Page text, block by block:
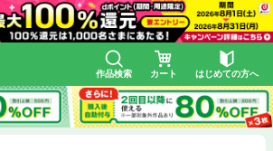
作品検索 カート はじめての方へ